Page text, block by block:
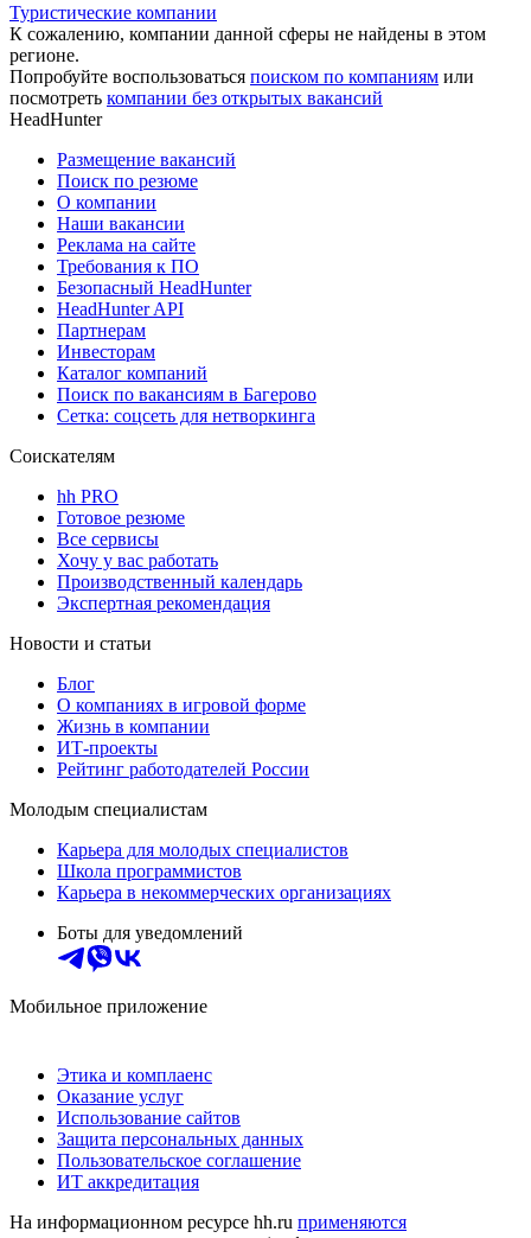
Туристические компании
К сожалению, компании данной сферы не найдены в этом
регионе.
Попробуйте воспользоваться поиском по компаниям или
посмотреть компании без открытых вакансий
HeadHunter
Размещение вакансий
Поиск по резюме
О компании
Наши вакансии
Реклама на сайте
Требования к ПО
Безопасный HeadHunter
HeadHunter API
Партнерам
Инвесторам
Каталог компаний
Поиск по вакансиям в Багерово
Сетка: соцсеть для нетворкинга
Соискателям
hh PRO
Готовое резюме
Все сервисы
Хочу у вас работать
Производственный календарь
Экспертная рекомендация
Новости и статьи
Блог
О компаниях в игровой форме
Жизнь в компании
ИТ-проекты
Рейтинг работодателей России
Молодым специалистам
Карьера для молодых специалистов
Школа программистов
Карьера в некоммерческих организациях
Боты для уведомлений
Мобильное приложение
Этика и комплаенс
Оказание услуг
Использование сайтов
Защита персональных данных
Пользовательское соглашение
ИТ аккредитация
На информационном ресурсе hh.ru применяются